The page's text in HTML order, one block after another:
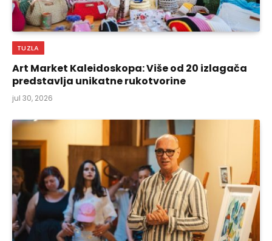
TUZLA
Art Market Kaleidoskopa: Više od 20 izlagača
predstavlja unikatne rukotvorine
jul 30, 2026